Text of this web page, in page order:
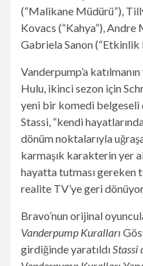
(“Malikane Müdürü”),
Kovacs (“Kahya”), Andre
Gabriela Sanon
Vanderpump’a katılmanın
Hulu, ikinci sezon için
yeni bir komedi belgeseli
Stassi, “kendi
dönüm noktalarıyla
karmaşık karakterin yer
hayatta tutması gereken
realite TV’ye geri
Bravo’nun orijinal
Vanderpump Kuralları
girdiğinde yaratıldıStassi